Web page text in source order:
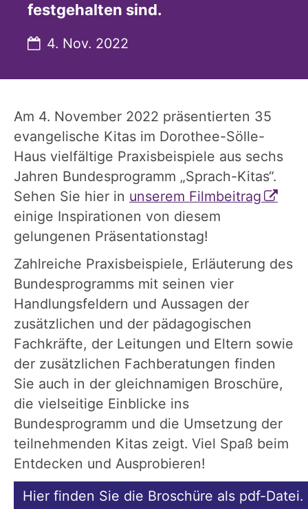
festgehalten sind.
Datum:
4. Nov. 2022
Am 4. November 2022 präsentierten 35
evangelische Kitas im Dorothee-Sölle-
Haus vielfältige Praxisbeispiele aus sechs
Jahren Bundesprogramm „Sprach-Kitas“.
Sehen Sie hier in unserem Filmbeitrag
einige Inspirationen von diesem
gelungenen Präsentationstag!
Zahlreiche Praxisbeispiele, Erläuterung des
Bundesprogramms mit seinen vier
Handlungsfeldern und Aussagen der
zusätzlichen und der pädagogischen
Fachkräfte, der Leitungen und Eltern sowie
der zusätzlichen Fachberatungen finden
Sie auch in der gleichnamigen Broschüre,
die vielseitige Einblicke ins
Bundesprogramm und die Umsetzung der
teilnehmenden Kitas zeigt. Viel Spaß beim
Entdecken und Ausprobieren!
Hier finden Sie die Broschüre als pdf-Datei.